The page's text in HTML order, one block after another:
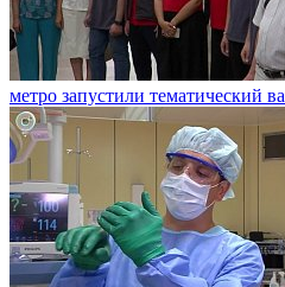
метро запустили тематический